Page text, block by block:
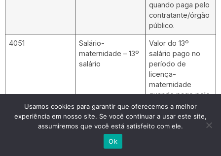
quando paga pelo
contratante/órgão
público.
4051
Salário-
maternidade – 13º
salário
Valor do 13º
salário pago no
período de
licença-
maternidade
quando pago pelo
contratante/órgão
público.
13º salário
Usamos cookies para garantir que oferecemos a melhor
experiência em nosso site. Se você continuar a usar este site,
assumiremos que você está satisfeito com ele.
Ok